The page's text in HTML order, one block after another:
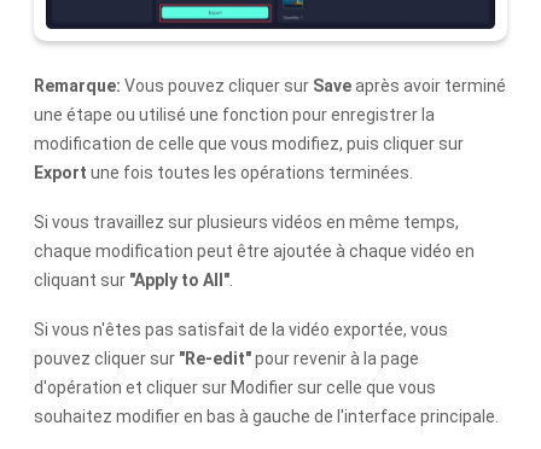
Remarque: Vous pouvez cliquer sur Saveaprès avoir terminé
une étape ou utilisé une fonction pour enregistrer la
modification de celle que vous modifiez, puis cliquer sur
Export une fois toutes les opérations terminées.
Si vous travaillez sur plusieurs vidéos en même temps,
chaque modification peut être ajoutée à chaque vidéo en
cliquant sur "Apply to All"
Si vous n'êtes pas satisfait de la vidéo exportée, vous
pouvez cliquer sur "Re-edit"pour revenir à la page
d'opération et cliquer sur Modifier sur celle que vous
souhaitez modifier en bas à gauche de l'interface principale.